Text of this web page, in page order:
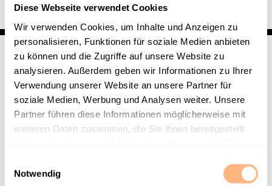
Diese Webseite verwendet Cookies
Wir verwenden Cookies, um Inhalte und Anzeigen zu
personalisieren, Funktionen für soziale Medien anbieten
zu können und die Zugriffe auf unsere Website zu
analysieren. Außerdem geben wir Informationen zu Ihrer
Verwendung unserer Website an unsere Partner für
soziale Medien, Werbung und Analysen weiter. Unsere
Partner führen diese Informationen möglicherweise mit
weiteren Daten zusammen, die Sie ihnen bereitgestellt
Notwendig
Vorteile, die sich durch XR
Content ergeben
sich für viele verschiedene Tätigkeiten in